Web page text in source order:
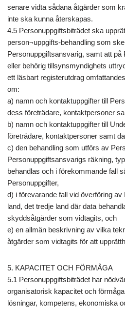
senare vidta sådana åtgärder som
inte ska kunna återskapas.
4.5 Personuppgiftsbiträdet ska
person¬uppgifts-behandling som
Personuppgiftsansvarig, samt att på
eller behörig tillsynsmyndighets
ett läsbart registerutdrag
om:
a) namn och kontaktuppgifter till
dess företrädare, kontaktpersoner
b) namn och kontaktuppgifter till
företrädare, kontaktpersoner samt
c) den behandling som utförs av
Personuppgiftsansvarigs räkning,
behandlas och i förekommande fall
Personuppgifter,
d) i förevarande fall vid överföring av
land, det tredje land där data
skyddsåtgärder som vidtagits, och
e) en allmän beskrivning av vilka
åtgärder som vidtagits för att
5. KAPACITET OCH FÖRMÅGA
5.1 Personuppgiftsbiträdet har
organisatorisk kapacitet och
lösningar, kompetens, ekonomiska